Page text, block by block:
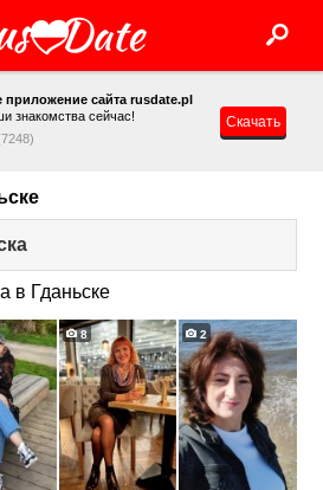
сайта rusdate.pl
знакомства сейчас!
Скачать
to
expand
contents
в Гданьске
8 2